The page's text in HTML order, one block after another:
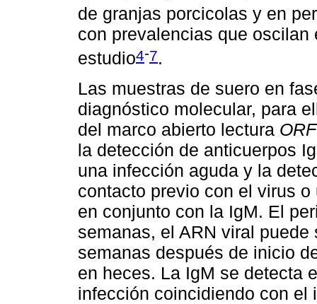
de granjas porcicolas y en
con prevalencias que
estudio4-7.
Las muestras de suero en
diagnóstico molecular, para
del marco abierto lectura
la detección de anticuerpos
una infección aguda y la
contacto previo con el virus
en conjunto con la IgM. El
semanas, el ARN viral
semanas después de inicio
en heces. La IgM se detecta
infección coincidiendo con el